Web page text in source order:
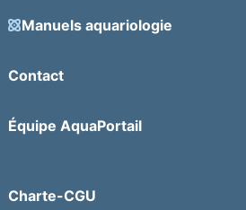
Manuels aquariologie
Contact
Équipe AquaPortail
Charte-CGU